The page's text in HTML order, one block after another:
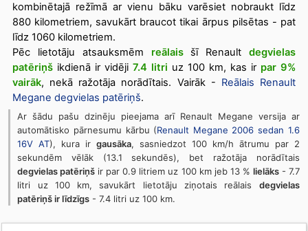
kombinētajā režīmā ar vienu bāku varēsiet nobraukt līdz
880 kilometriem, savukārt braucot tikai ārpus pilsētas - pat
līdz 1060 kilometriem.
Pēc lietotāju atsauksmēm reālaisšī Renault degvielas
patēriņš ikdienā ir vidēji7.4 litri uz 100 km, kas ir par 9%
vairāk, nekā ražotāja norādītais. Vairāk - Reālais Renault
Megane degvielas patēriņš.
Ar šādu pašu dzinēju pieejama arī Renault Megane versija ar
automātisko pārnesumu kārbu (Renault Megane 2006 sedan 1.6
16V AT), kura irgausāka, sasniedzot 100 km/h ātrumu par 2
sekundēm vēlāk (13.1 sekundēs), bet ražotāja norādītais
degvielas patēriņš ir par 0.9 litriem uz 100 km jeb 13 % lielāks- 7.7
litri uz 100 km, savukārt lietotāju ziņotais reālais degvielas
patēriņš ir līdzīgs - 7.4 litri uz 100 km.